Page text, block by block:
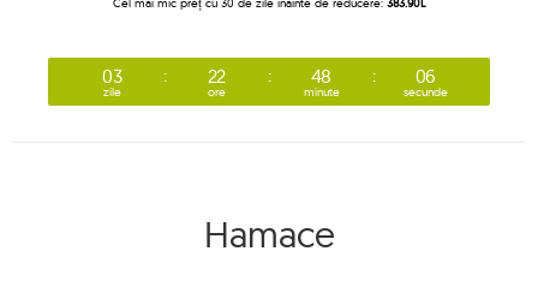
Cel mai mic preț cu 30 de zile înainte de reducere: 383.90L
03
zile
22
ore
48
minute
05
secunde
Hamace